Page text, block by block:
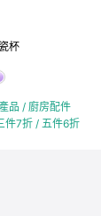
杯
品 / 廚房配件
件7折 / 五件6折